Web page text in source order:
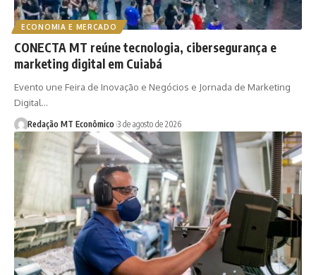
ECONOMIA E MERCADO
CONECTA MT reúne tecnologia, cibersegurança e
marketing digital em Cuiabá
Evento une Feira de Inovação e Negócios e Jornada de Marketing
Digital…
Redação MT Econômico 3 de agosto de 2026